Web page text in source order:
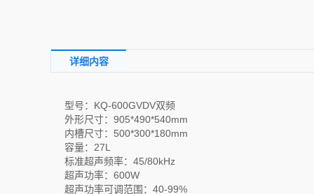
详细内容
型号：KQ-600GVDV双频
外形尺寸：905*490*540mm
内槽尺寸：500*300*180mm
容量：27L
标准超声频率：45/80kHz
超声功率：600W
超声功率可调范围：40-99%